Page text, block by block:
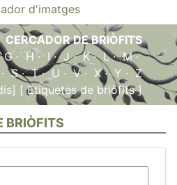
d'imatges
CERCADOR DE BRIÒFITS
G·H · I·J·K·L·M·
·S·T·U ·V· X·Y ·Z
[ Etiquetes de briòfits ]
BRIÒFITS